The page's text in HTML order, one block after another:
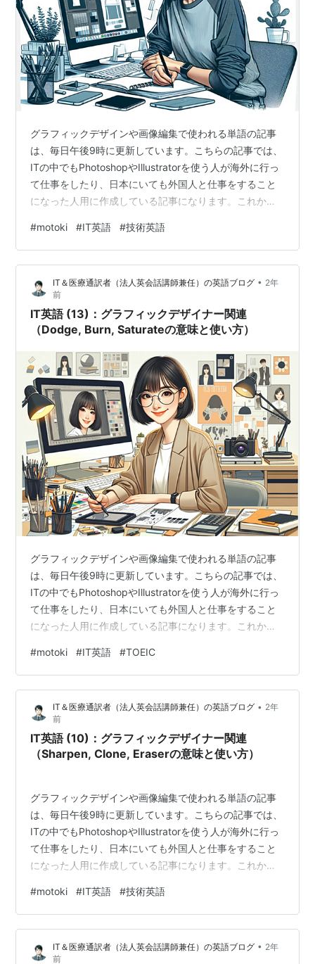
グラフィックデザインや画像編集で使われる単語の記事
は、毎日午後9時に更新しています。こちらの記事では、
ITの中でもPhotoshopやIllustratorを使う人が海外に行っ
て仕事をしたり、日本にいても外国人と仕事をすること
になった人用に作成している記事になります。これから
Illustratorを使ったことがない人でも、知識を一緒に増や
して学べるように日本語の意味の解説もあるので、みて
くださいね！毎日3つずつでも継続すると1カ月、2カ月と
差は大きく出てきますので、一緒に継続して勉強できれ
ば幸いです:D IT英語 (14)：グラフィック…
#motoki #IT英語 #技術英語
IT＆医療通訳者（法人英会話講師兼任）の英語ブログ • 2年
前
IT英語 (13)：グラフィックデザイナー関連
（Dodge, Burn, Saturateの意味と使い方）
グラフィックデザインや画像編集で使われる単語の記事
は、毎日午後9時に更新しています。こちらの記事では、
ITの中でもPhotoshopやIllustratorを使う人が海外に行っ
て仕事をしたり、日本にいても外国人と仕事をすること
になった人用に作成している記事になります。これから
Illustratorを使ったことがない人でも、知識を一緒に増や
して学べるように日本語の意味の解説もあるので、みて
くださいね！毎日3つずつでも継続すると1カ月、2カ月と
差は大きく出てきますので、一緒に継続して勉強できれ
ば幸いです:D グラフィックデザイナー関連（Do…
#motoki #IT英語 #TOEIC
IT＆医療通訳者（法人英会話講師兼任）の英語ブログ • 2年
前
IT英語 (10)：グラフィックデザイナー関連
（Sharpen, Clone, Eraserの意味と使い方）
グラフィックデザインや画像編集で使われる単語の記事
は、毎日午後9時に更新しています。こちらの記事では、
ITの中でもPhotoshopやIllustratorを使う人が海外に行っ
て仕事をしたり、日本にいても外国人と仕事をすること
になった人用に作成している記事になります。これから
Illustratorを使ったことがない人でも、知識を一緒に増や
して学べるように日本語の意味の解説もあるので、みて
くださいね！毎日3つずつでも継続すると1カ月、2カ月と
差は大きく出てきますので、一緒に継続して勉強できれ
#motoki #IT英語 #技術英語
IT＆医療通訳者（法人英会話講師兼任）の英語ブログ • 2年
前